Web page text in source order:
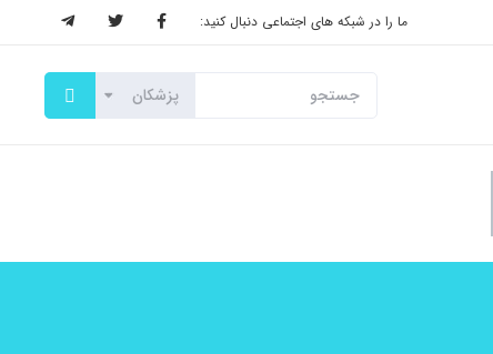
ما را در شبکه های اجتماعی دنبال کنید: